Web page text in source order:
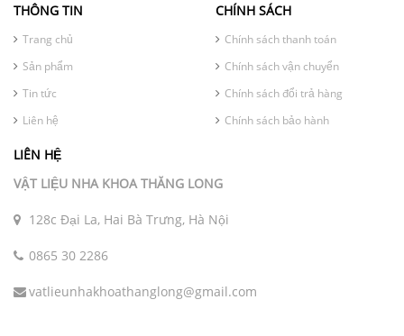
THÔNG TIN
Trang chủ
Sản phẩm
Tin tức
Liên hệ
CHÍNH SÁCH
Chính sách thanh toán
Chính sách vận chuyển
Chính sách đổi trả hàng
Chính sách bảo hành
LIÊN HỆ
VẬT LIỆU NHA KHOA THĂNG LONG
128c Đại La, Hai Bà Trưng, Hà Nội
0865 30 2286
vatlieunhakhoathanglong@gmail.com